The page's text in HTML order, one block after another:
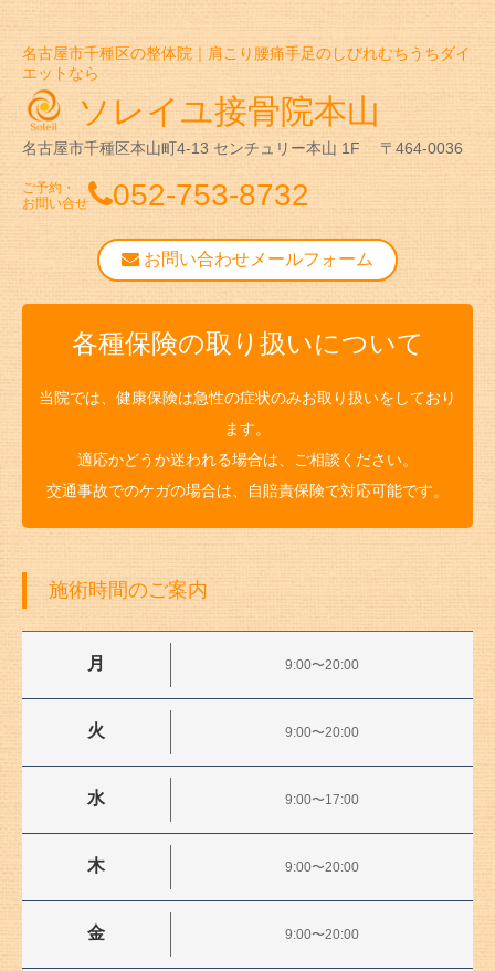
名古屋市千種区の整体院｜肩こり腰痛手足のしびれむちうちダイ
エットなら
ソレイユ接骨院本山
名古屋市千種区本山町4-13 センチュリー本山 1F 〒464-0036
ご予約・
お問い合せ
052-753-8732
お問い合わせメールフォーム
各種保険の取り扱いについて
当院では、健康保険は急性の症状のみお取り扱いをしており
ます。
適応かどうか迷われる場合は、ご相談ください。
交通事故でのケガの場合は、自賠責保険で対応可能です。
施術時間のご案内
月 9:00〜20:00
火 9:00〜20:00
水 9:00〜17:00
木 9:00〜20:00
金 9:00〜20:00